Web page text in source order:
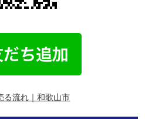
る流れ｜和歌山市